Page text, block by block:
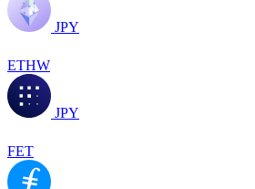
JPY
ETHW
JPY
FET